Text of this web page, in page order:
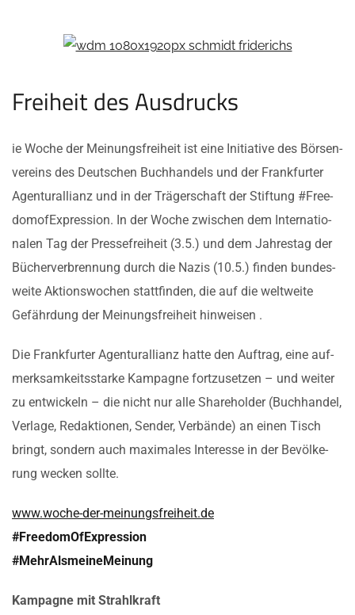
Frei­heit des Ausdrucks
ie Woche der Mei­nungs­frei­heit ist eine Initia­ti­ve des Bör­sen­
ver­eins des Deut­schen Buch­han­dels und der Frank­fur­ter
Agen­tur­al­li­anz und in der Trä­ger­schaft der Stif­tung #Free­
do­mof­Ex­pres­si­on. In der Woche zwi­schen dem Inter­na­tio­
na­len Tag der Pres­se­frei­heit (3.5.) und dem Jah­res­tag der
Bücher­ver­bren­nung durch die Nazis (10.5.) fin­den bun­des­
wei­te Akti­ons­wo­chen statt­fin­den, die auf die welt­wei­te
Gefähr­dung der Mei­nungs­frei­heit hinweisen .
Die Frank­fur­ter Agen­tur­al­li­anz hat­te den Auf­trag, eine auf­
merk­sam­keits­star­ke Kam­pa­gne fort­zu­set­zen – und wei­ter
zu ent­wi­ckeln – die nicht nur alle Share­hol­der (Buch­han­del,
Ver­la­ge, Redak­tio­nen, Sen­der, Ver­bän­de) an einen Tisch
bringt, son­dern auch maxi­ma­les Inter­es­se in der Bevöl­ke­
rung wecken sollte.
www.woche-der-meinungsfreiheit.de
#Free­do­mOf­Ex­pres­si­on
#Mehr­Als­mei­ne­Mei­nung
Kam­pa­gne mit Strahl­kraft